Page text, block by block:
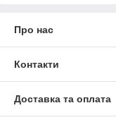
Про нас
Контакти
Доставка та оплата